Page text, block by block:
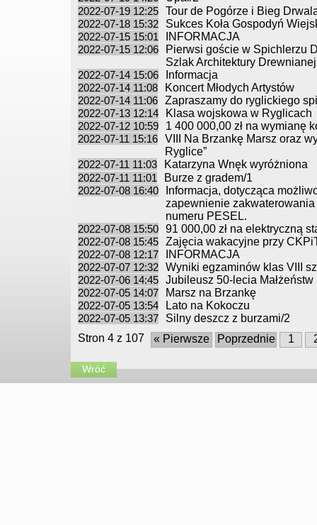
2022-07-19 12:25 Tour de Pogórze i Bieg
2022-07-18 15:32
Sukces Koła Gospodyń
2022-07-15 15:01
INFORMACJA
2022-07-15 12:06
Pierwsi goście w Spichlerzu
Szlak Architektury Drewnianej
2022-07-14 15:06
Informacja
2022-07-14 11:08
Koncert Młodych Artystów
2022-07-14 11:06 Zapraszamy do ryglickiego
2022-07-13 12:14
Klasa wojskowa w Ryglicach
2022-07-12 10:59
1 400 000,00 zł na wymianę
2022-07-11 15:16 VIII Na Brzankę Marsz oraz
Ryglice”
2022-07-11 11:03
Katarzyna Wnęk wyróżniona
2022-07-11 11:01
Burze z gradem/1
2022-07-08 16:40
Informacja, dotycząca
zapewnienie
numeru PESEL.
2022-07-08 15:50 91 000,00 zł na elektryczną
2022-07-08 15:45 Zajęcia wakacyjne przy
2022-07-08 12:17
INFORMACJA
2022-07-07 12:32 Wyniki egzaminów klas VIII
2022-07-06 14:45 Jubileusz 50-lecia Małżeństw
2022-07-05 14:07
Marsz na Brzankę
2022-07-05 13:54
Lato na Kokoczu
2022-07-05 13:37
Silny deszcz z burzami/2
Stron 4 z 107
« Pierwsze Poprzednie 1
Wróć